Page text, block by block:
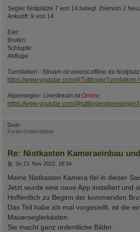
Segler Nistplätze 7 von 14 belegt. (hiervon 2
Ankunft: 9 von 14
Eier:
Bruten:
Schlupfe:
Abflüge:
Turmfalken - Stream ist vorerst offline da Nistplatz
https://www.youtube.com/@TuttlingerTurmfalken-
Alpensegler- Livestream ist Online
https://www.youtube.com/
Dodo
Foren-Unterstützer
Re: Nistkasten Kameraeinbau
B
i
r
a
g
So 13. Nov 2022, 18:34
Meine Nistkasten Kamera fiel in dieser
Jetzt wurde eine neue App installiert und
Hoffentlich zu Beginn der kommenden
Das Teil habe ich mal vorgestellt, ist die
Mauerseglerkästen.
Sie macht ganz ordentliche Bilder.